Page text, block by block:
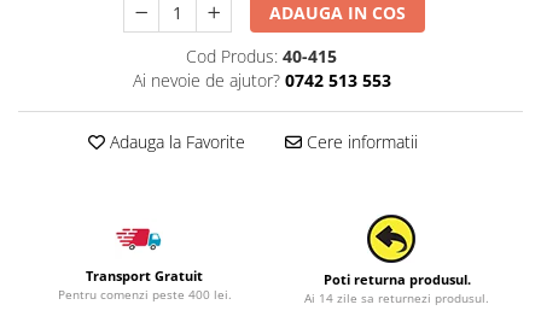
ADAUGA IN COS
Cod Produs: 40-415
Ai nevoie de ajutor? 0742 513 553
Adauga la Favorite Cere informatii
Transport Gratuit
Pentru comenzi peste 400 lei.
Poti returna produsul.
Ai 14 zile sa returnezi produsul.